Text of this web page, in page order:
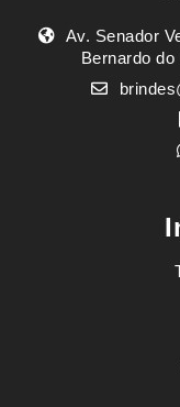
Av. Senador
Bernardo